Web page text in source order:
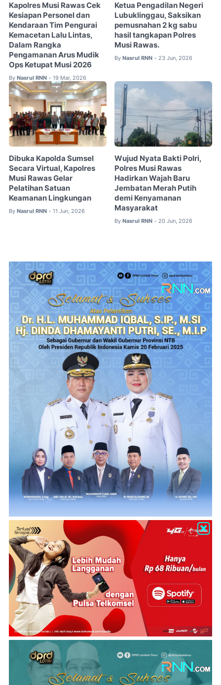
Kapolres Musi Rawas Cek
Kesiapan Personel dan
Kendaraan Tim Pengurai
Kemacetan Lalu Lintas,
Dalam Rangka
Pengamanan Arus Mudik
Ops Ketupat Musi 2026
By Nasrul RNN • 19 Mar, 2026
Ketua Pengadilan Negeri
Lubuklinggau, Saksikan
pemusnahan 2 kg sabu
hasil tangkapan Polres
Musi Rawas.
By Nasrul RNN • 23 Jun, 2026
Dibuka Kapolda Sumsel
Secara Virtual, Kapolres
Musi Rawas Gelar
Pelatihan Satuan
Keamanan Lingkungan
By Nasrul RNN • 11 Jun, 2026
Wujud Nyata Bakti Polri,
Polres Musi Rawas
Hadirkan Wajah Baru
Jembatan Merah Putih
demi Kenyamanan
Masyarakat
By Nasrul RNN • 20 Jun, 2026